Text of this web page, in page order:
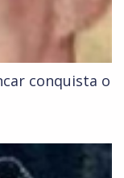
conquista o